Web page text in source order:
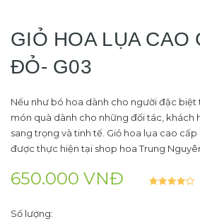
GIỎ HOA LỤA CAO
ĐỎ- G03
Nếu như bó hoa dành cho người đặc biệt
món quà dành cho những đối tác, khách
sang trọng và tinh tế. Giỏ hoa lụa cao
được thực hiện tại shop hoa Trung
650.000 VNĐ
Số lượng: